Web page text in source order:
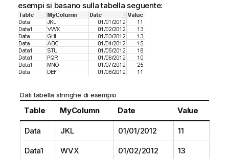
esempi si basano sulla tabella seguente:
Dati tabella stringhe di esempio
Table MyColumn Date Value
Data JKL 01/01/2012 11
Data1 WVX 01/02/2012 13